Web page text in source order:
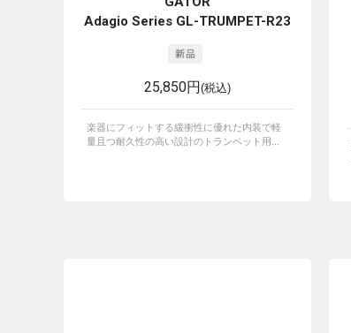
Adagio Series GL-TRUMPET-R23
25,850円(税込)
楽器にフィットする緩衝性に優れた内装で軽
量且つ耐久性の高い設計のトランペット用...